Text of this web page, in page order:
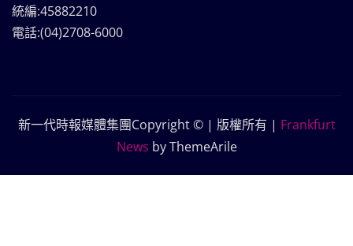
統編:45882210
電話:(04)2708-6000
新一代時報媒體集團Copyright © | 版權所有 | Frankfurt
News by ThemeArile